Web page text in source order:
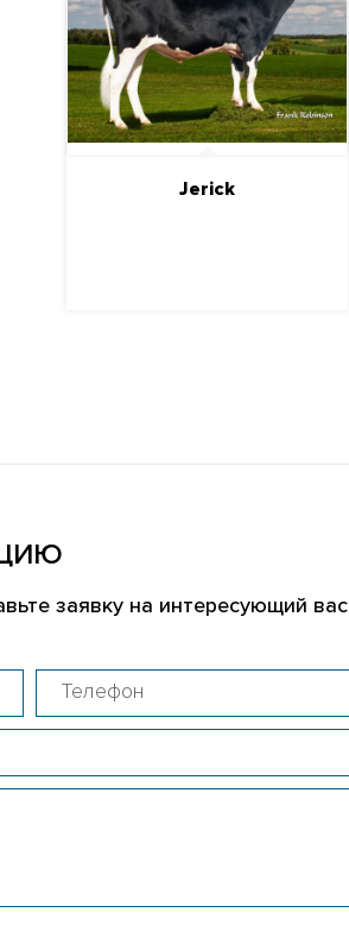
Jerick
заявку на интересующий вас